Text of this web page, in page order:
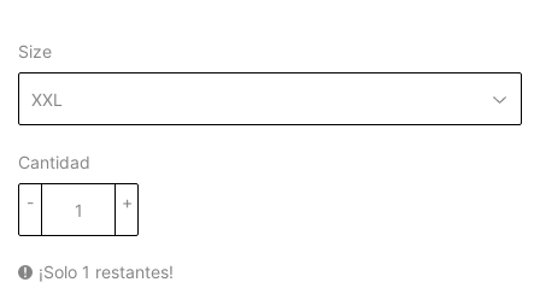
Size
Cantidad
+
-
¡Solo 1 restantes!